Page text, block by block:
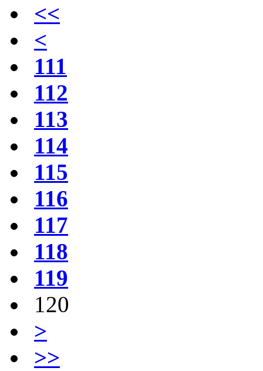
<<
<
111
112
113
114
115
116
117
118
119
120
>
>>